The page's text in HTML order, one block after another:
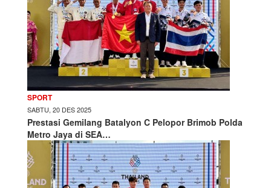
SPORT
SABTU, 20 DES 2025
Prestasi Gemilang Batalyon C Pelopor Brimob Polda
Metro Jaya di SEA…